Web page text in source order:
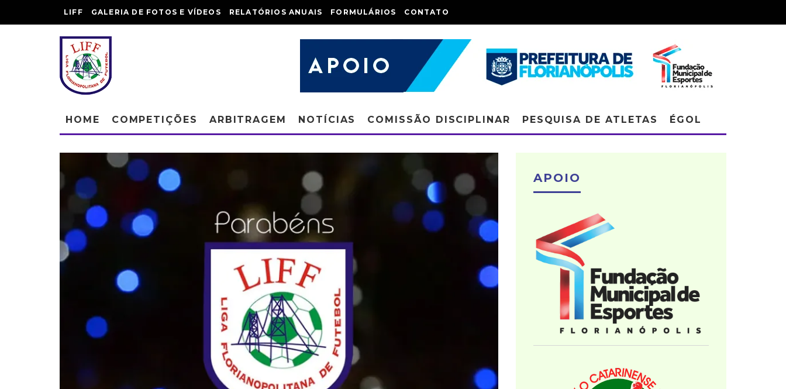
LIFF GALERIA DE FOTOS E VÍDEOS RELATÓRIOS ANUAIS FORMULÁRIOS CONTATO
HOME COMPETIÇÕES ARBITRAGEM NOTÍCIAS COMISSÃO DISCIPLINAR PESQUISA DE ATLETAS ÉGOL
APOIO